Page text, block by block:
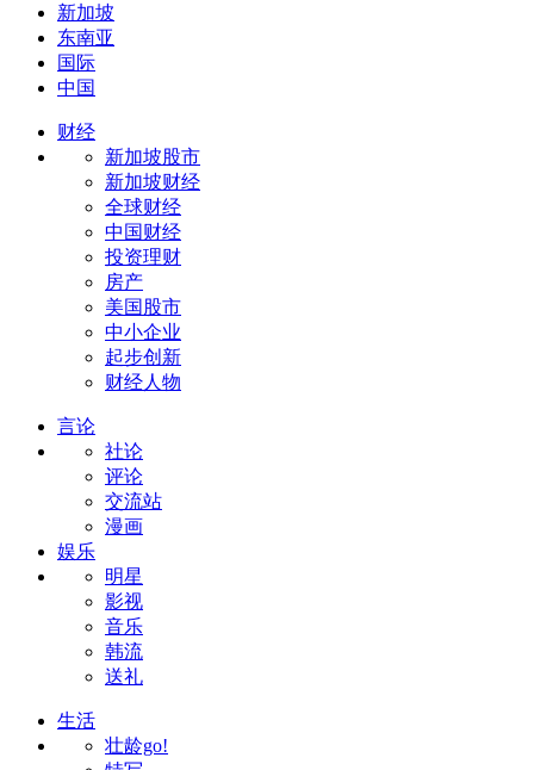
新加坡
东南亚
国际
中国
财经
新加坡股市
新加坡财经
全球财经
中国财经
投资理财
房产
美国股市
中小企业
起步创新
财经人物
言论
社论
评论
交流站
漫画
娱乐
明星
影视
音乐
韩流
送礼
生活
壮龄go!